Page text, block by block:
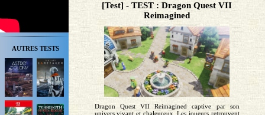
AUTRES TESTS
[Test] - TEST : Dragon Quest VII
Reimagined
Dragon Quest VII Reimagined captive par son
univers vivant et chaleureux. Les joueurs retrouvent